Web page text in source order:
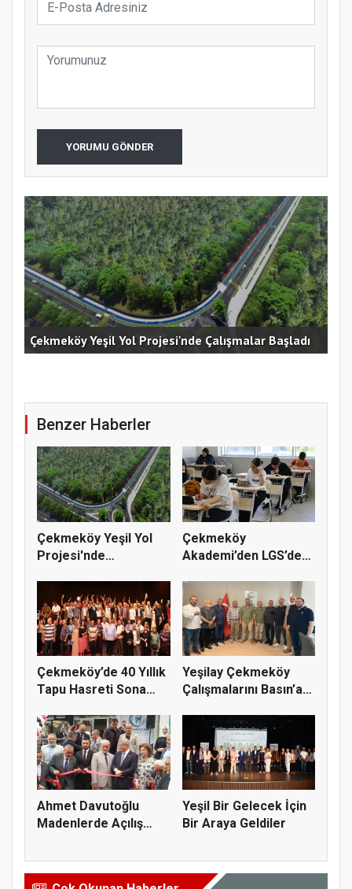
YORUMU GÖNDER
Çekmeköy Yeşil Yol Projesi'nde Çalışmalar Başladı
Benzer Haberler
Çekmeköy Yeşil Yol
Projesi'nde
Çekmeköy
Akademi’den LGS’de
Çekmeköy’de 40 Yıllık
Tapu Hasreti Sona
Yeşilay Çekmeköy
Çalışmalarını Basın’a
Ahmet Davutoğlu
Madenlerde Açılış
Yeşil Bir Gelecek İçin
Bir Araya Geldiler